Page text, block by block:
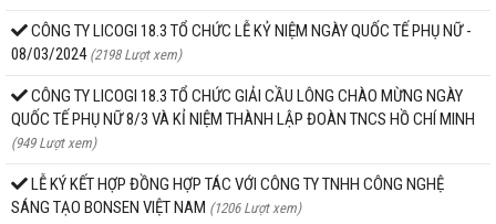
CÔNG TY LICOGI 18.3 TỔ CHỨC LỄ KỶ NIỆM NGÀY QUỐC TẾ PHỤ NỮ -
08/03/2024 (2198 Lượt xem)
CÔNG TY LICOGI 18.3 TỔ CHỨC GIẢI CẦU LÔNG CHÀO MỪNG NGÀY
QUỐC TẾ PHỤ NỮ 8/3 VÀ KỈ NIỆM THÀNH LẬP ĐOÀN TNCS HỒ CHÍ MINH
(949 Lượt xem)
LỄ KÝ KẾT HỢP ĐỒNG HỢP TÁC VỚI CÔNG TY TNHH CÔNG NGHỆ
SÁNG TẠO BONSEN VIỆT NAM (1206 Lượt xem)